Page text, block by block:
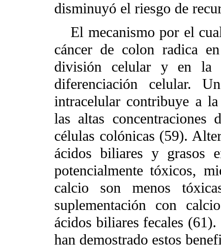
disminuyó el riesgo de
El mecanismo por el
cáncer de colon radica
división celular y en la
diferenciación celular.
intracelular contribuye a
las altas
células colónicas (59).
ácidos biliares y grasos
potencialmente tóxicos,
calcio son menos
suplementación con
ácidos biliares fecales
han demostrado estos